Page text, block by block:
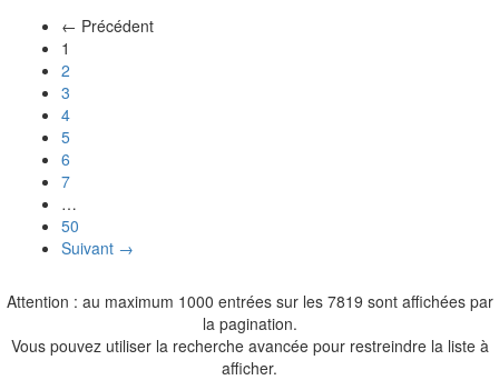
← Précédent
1
2
3
4
5
6
7
…
50
Suivant →
Attention : au maximum 1000 entrées sur les 7819 sont affichées par
la pagination.
Vous pouvez utiliser la recherche avancée pour restreindre la liste à
afficher.